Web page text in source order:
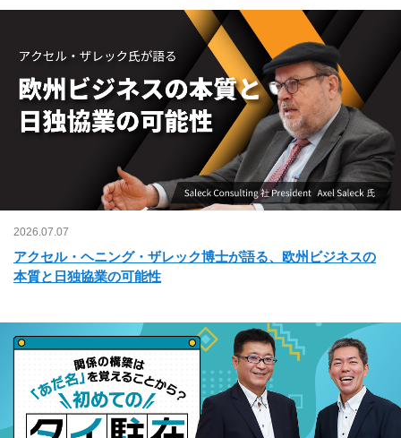
2026.07.07
アクセル・ヘニング・ザレック博士が語る、欧州ビジネスの
本質と日独協業の可能性